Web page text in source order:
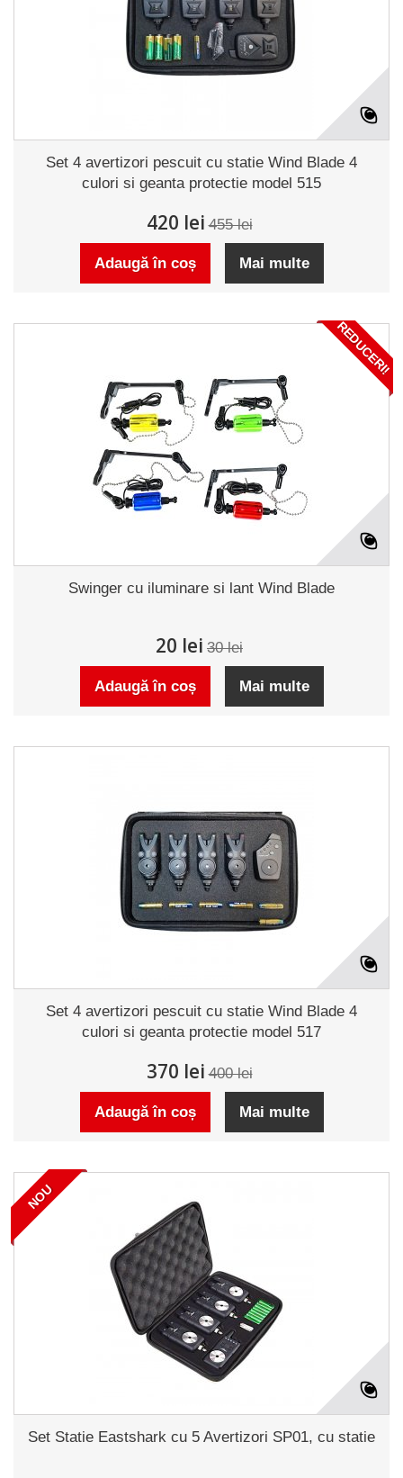
Set 4 avertizori pescuit cu statie Wind Blade 4
culori si geanta protectie model 515
420 lei 455 lei
Adaugă în coș Mai multe
REDUCERI!
Swinger cu iluminare si lant Wind Blade
20 lei 30 lei
Adaugă în coș Mai multe
Set 4 avertizori pescuit cu statie Wind Blade 4
culori si geanta protectie model 517
370 lei 400 lei
Adaugă în coș Mai multe
NOU
Set Statie Eastshark cu 5 Avertizori SP01, cu statie